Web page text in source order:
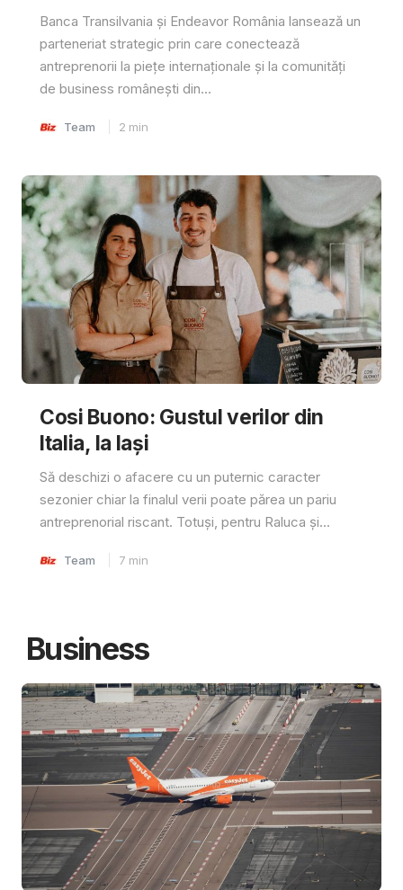
Banca Transilvania și Endeavor România lansează un
parteneriat strategic prin care conectează
antreprenorii la piețe internaționale și la comunități
de business românești din...
Team 2 min
Cosi Buono: Gustul verilor din
Italia, la Iași
Să deschizi o afacere cu un puternic caracter
sezonier chiar la finalul verii poate părea un pariu
antreprenorial riscant. Totuși, pentru Raluca și...
Team 7 min
Business